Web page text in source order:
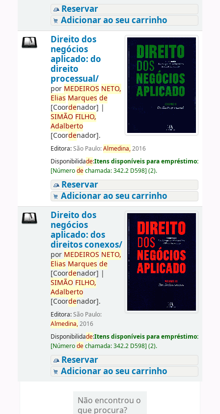
Reservar
Adicionar ao seu carrinho
Direito dos
negócios
aplicado: do
direito
processual/
por MEDEIROS NETO,
Elias Marques de
[Coordenador] |
SIMÃO FILHO,
Adalberto
[Coordenador].
Editora:São Paulo:Almedina,2016
Disponibilidade:Itens disponíveis para empréstimo:
[Númerodechamada:342.2 D598] (2).
Reservar
Adicionar ao seu carrinho
Direito dos
negócios
aplicado: dos
direitos conexos/
por MEDEIROS NETO,
Elias Marques de
[Coordenador] |
SIMÃO FILHO,
Adalberto
[Coordenador].
Editora:São Paulo:
Almedina,2016
Disponibilidade:Itens disponíveis para empréstimo:
[Númerodechamada:342.2 D598] (2).
Reservar
Adicionar ao seu carrinho
Não encontrou o
que procura?